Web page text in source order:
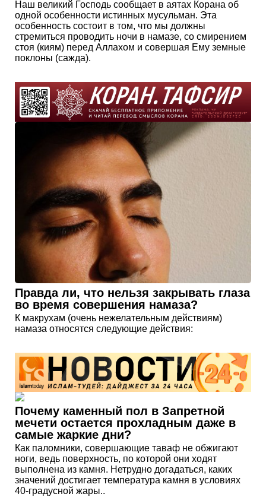
Наш великий Господь сообщает в аятах Корана об
одной особенности истинных мусульман. Эта
особенность состоит в том, что мы должны
стремиться проводить ночи в намазе, со смирением
стоя (киям) перед Аллахом и совершая Ему земные
поклоны (сажда).
Правда ли, что нельзя закрывать глаза
во время совершения намаза?
К макрухам (очень нежелательным действиям)
намаза относятся следующие действия:
Почему каменный пол в Запретной
мечети остается прохладным даже в
самые жаркие дни?
Как паломники, совершающие таваф не обжигают
ноги, ведь поверхность, по которой они ходят
выполнена из камня. Нетрудно догадаться, каких
значений достигает температура камня в условиях
40-градусной жары..